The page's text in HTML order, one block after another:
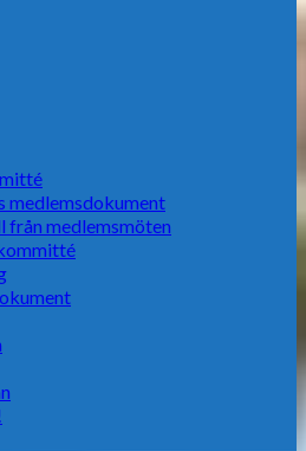
medlemsdokument
från medlemsmöten